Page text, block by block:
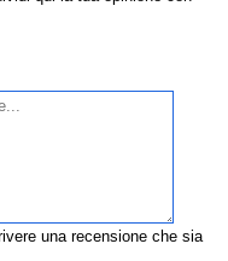
una recensione che sia